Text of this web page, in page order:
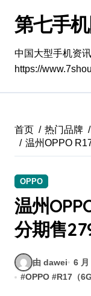
第七手
中国大型手机资
https://
首页 热门品牌
温州OPPO
OPPO
温州
分期售
由 dawei 6
#OPPO #R17（